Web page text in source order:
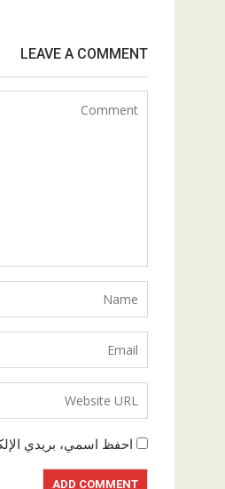
LEAVE A COMMENT
احفظ اسمي، بريدي